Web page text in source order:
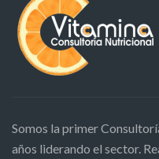
Somos la primer
años liderando el sector.